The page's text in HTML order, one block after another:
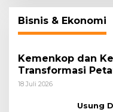
Bisnis & Ekonomi
Kemenkop dan
Transformasi
18 Juli 2026
Usung